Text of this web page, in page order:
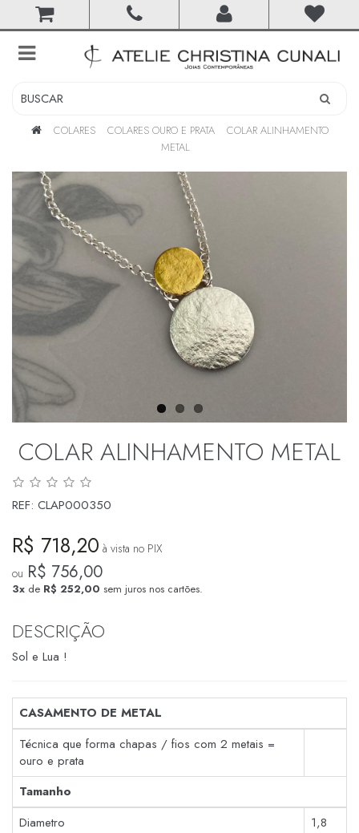
toggle
COLARES COLARES OURO E PRATA
COLAR ALINHAMENTO
METAL
COLAR ALINHAMENTO METAL
REF: CLAP000350
R$ 718,20 à vista no PIX
ou R$ 756,00
3x de R$ 252,00 sem juros nos cartões.
DESCRIÇÃO
Sol e Lua !
CASAMENTO DE METAL
Técnica que forma chapas / fios com 2 metais =
ouro e prata
Tamanho
Diametro
1,8